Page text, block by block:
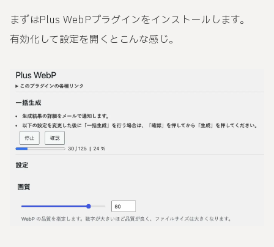
まずはPlus WebPプラグインをインストールします。
有効化して設定を開くとこんな感じ。